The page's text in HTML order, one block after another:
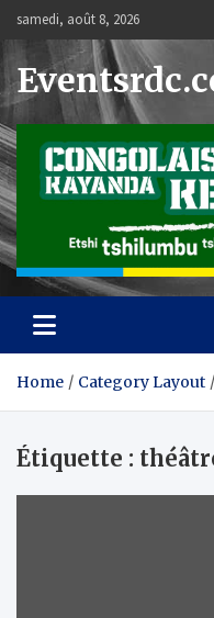
content
samedi, août 8, 2026
Home Category Layout
Étiquette :